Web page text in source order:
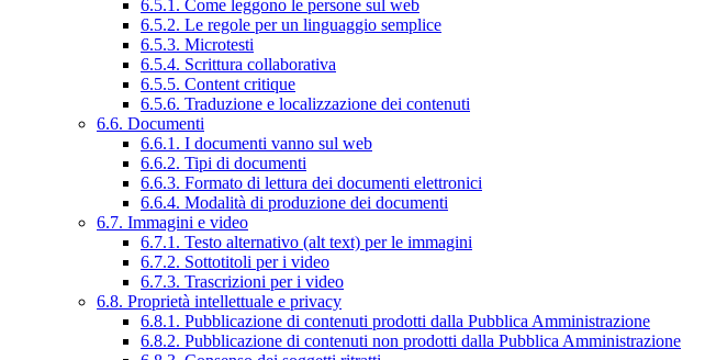
6.5.1. Come leggono le persone sul web
6.5.2. Le regole per un linguaggio semplice
6.5.3. Microtesti
6.5.4. Scrittura collaborativa
6.5.5. Content critique
6.5.6. Traduzione e localizzazione dei contenuti
6.6. Documenti
6.6.1. I documenti vanno sul web
6.6.2. Tipi di documenti
6.6.3. Formato di lettura dei documenti elettronici
6.6.4. Modalità di produzione dei documenti
6.7. Immagini e video
6.7.1. Testo alternativo (alt text) per le immagini
6.7.2. Sottotitoli per i video
6.7.3. Trascrizioni per i video
6.8. Proprietà intellettuale e privacy
6.8.1. Pubblicazione di contenuti prodotti dalla Pubblica Amministrazione
6.8.2. Pubblicazione di contenuti non prodotti dalla Pubblica Amministrazione